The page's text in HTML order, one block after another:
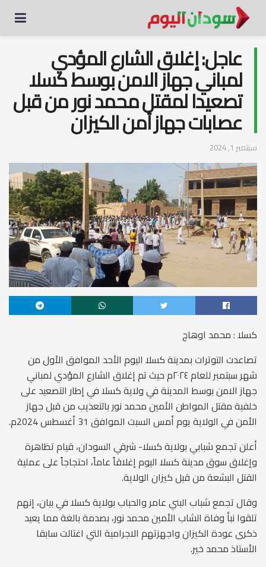
عاجل: إغلاق الشارع المؤدي
لمباني جهاز الامن بوسط كسلا
تصعيدا لمقتل محمد نور من قبل
عصابات جهاز أمن الكيزان
سبتمبر 1, 2024
كسلا : محمد اوهاج
تصاعدت التوترات بمدينة كسلا اليوم الأحد الموافق الأول من
شهر سبتمبر للعام ٢٠٢٤م حيث تم إغلاق الشارع المؤدي لمباني
جهاز الامن بوسط المدينة في ولاية كسلا في إطار التصعيد على
خلفية مقتل المواطن الأمين محمد نور بالتعذيب من قبل جهاز
الأمن في الولاية يوم أمس السبت الموافق 31 أغسطس 2024م.
أعلن تجمع شبابي بولاية كسلا- شرقي السودان، قيام تظاهرة
وإغلاق سوق مدينة كسلا اليوم إغلاقاً عاماً، احتجاجاً على عملية
القتل البشعة من قبل كيزان الولاية.
وقال تجمع شباب البني عامر والحباب بولاية كسلا في بيان، إنهم
تلقوا نبأ وفاة الشاب الأمين محمد نور، بصدمة بالغة مما يعيد
ذكرى عودة الكيزان واجهزتهم الاجرامية التي اغتالت سابقا
الأستاذ محمد خير.